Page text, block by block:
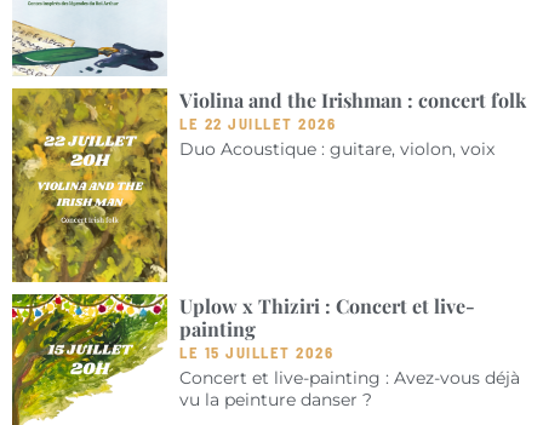
Violina and the Irishman : concert folk
LE 22 JUILLET 2026
Duo Acoustique : guitare, violon, voix
Uplow x Thiziri : Concert et live-
painting
LE 15 JUILLET 2026
Concert et live-painting : Avez-vous déjà
vu la peinture danser ?